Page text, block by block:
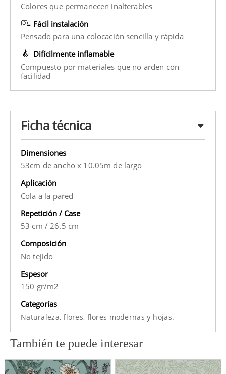
Colores que permanecen inalterables
Fácil instalación
Pensado para una colocación sencilla y rápida
Difícilmente inflamable
Compuesto por materiales que no arden con
facilidad
Ficha técnica
Dimensiones
53cm de ancho x 10.05m de largo
Aplicación
Cola a la pared
Repetición / Case
53 cm / 26.5 cm
Composición
No tejido
Espesor
150 gr/m2
Categorías
Naturaleza,flores, flores modernasy hojas.
También te puede interesar